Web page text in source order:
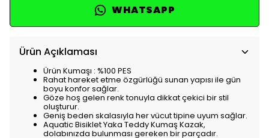
WHATSAPP
Ürün Açıklaması
Ürün Kumaşı : %100 PES
Rahat hareket etme özgürlüğü sunan yapısı ile gün
boyu konfor sağlar.
Göze hoş gelen renk tonuyla dikkat çekici bir stil
oluşturur.
Geniş beden skalasıyla her vücut tipine uyum sağlar.
Aquatic Bisiklet Yaka Teddy Kumaş Kazak,
dolabınızda bulunması gereken bir parçadır.